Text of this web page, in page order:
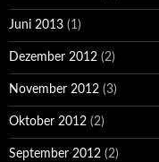
Juni 2013 (1)
Dezember 2012 (2)
November 2012 (3)
Oktober 2012 (2)
September 2012 (2)